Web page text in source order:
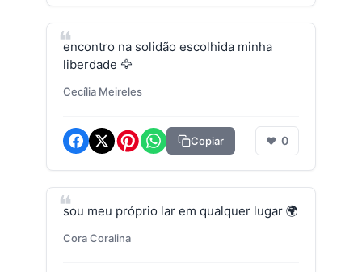
encontro na solidão escolhida minha
liberdade 🦅
Cecília Meireles
Copiar ❤ 0
sou meu próprio lar em qualquer lugar 🌍
Cora Coralina